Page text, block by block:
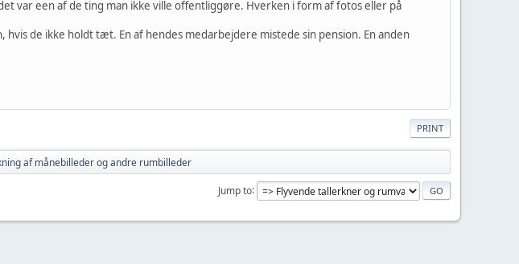
var een af de ting man ikke ville offentliggøre. Hverken i form af fotos eller på
de ikke holdt tæt. En af hendes medarbejdere mistede sin pension. En anden
PRINT
af månebilleder og andre rumbilleder
Jump to